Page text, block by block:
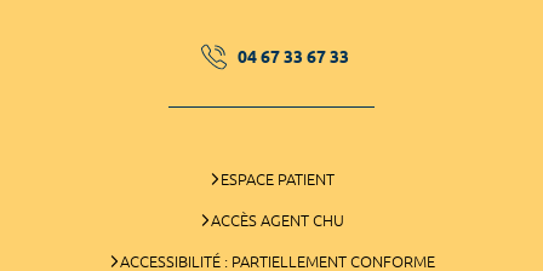
04 67 33 67 33
ESPACE PATIENT
ACCÈS AGENT CHU
ACCESSIBILITÉ : PARTIELLEMENT CONFORME